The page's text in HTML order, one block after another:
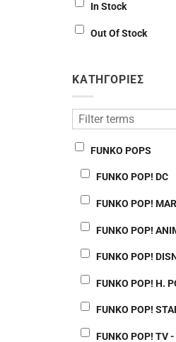
In Stock
Out Of Stock
ΚΑΤΗΓΟΡΙΕΣ
FUNKO POPS
FUNKO POP! DC
FUNKO POP!
FUNKO POP!
FUNKO POP!
FUNKO POP! H.
FUNKO POP!
FUNKO POP! TV